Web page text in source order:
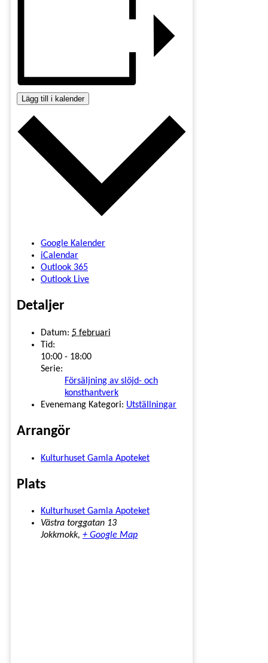
Lägg till i kalender
Google Kalender
iCalendar
Outlook 365
Outlook Live
Detaljer
Datum: 5 februari
Tid:
10:00 - 18:00
Serie:
Försäljning av slöjd- och
konsthantverk
Evenemang Kategori: Utställningar
Arrangör
Kulturhuset Gamla Apoteket
Plats
Kulturhuset Gamla Apoteket
Västra torggatan 13
Jokkmokk, + Google Map